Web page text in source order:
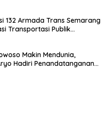
132 Armada Trans Semarang
Transportasi Publik
Makin Mendunia,
Hadiri Penandatanganan